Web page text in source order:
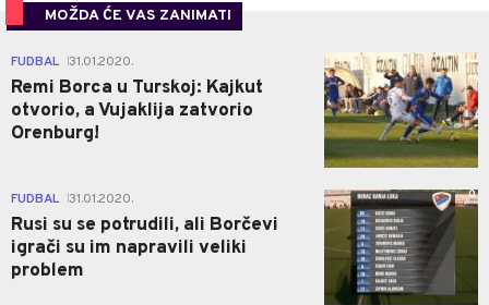
MOŽDA ĆE VAS ZANIMATI
FUDBAL 31.01.2020.
Remi Borca u Turskoj: Kajkut
otvorio, a Vujaklija zatvorio
Orenburg!
1
FUDBAL 31.01.2020.
Rusi su se potrudili, ali Borčevi
igrači su im napravili veliki
problem
0